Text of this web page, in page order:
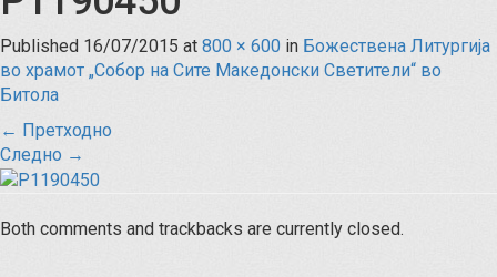
Published 16/07/2015 at 800 × 600 in Божествена Литургија
во храмот „Собор на Сите Македонски Светители“ во
Битола
← Претходно
Следно →
Both comments and trackbacks are currently closed.